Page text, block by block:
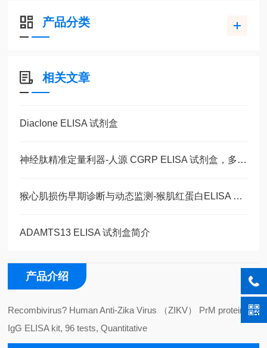
产品分类
相关文章
Diaclone ELISA 试剂盒
神经肽精准定量利器-人源 CGRP ELISA 试剂盒，多类型样本直接检测
猴心肌损伤早期诊断与动态监测-猴肌红蛋白ELISA 试剂盒
ADAMTS13 ELISA 试剂盒简介
产品介绍
Recombivirus? Human Anti-Zika Virus （ZIKV） PrM protein
IgG ELISA kit, 96 tests, Quantitative